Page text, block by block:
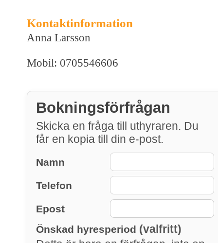
Kontaktinformation
Anna Larsson
Mobil: 0705546606
Bokningsförfrågan
Skicka en fråga till uthyraren. Du
får en kopia till din e-post.
Namn
Telefon
Epost
Önskad hyresperiod (valfritt)